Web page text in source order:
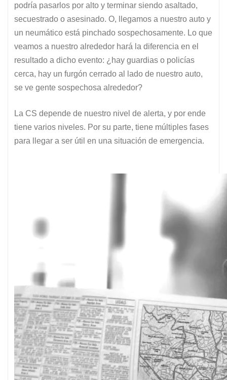
podría pasarlos por alto y terminar siendo asaltado,
secuestrado o asesinado. O, llegamos a nuestro auto y
un neumático está pinchado sospechosamente. Lo que
veamos a nuestro alrededor hará la diferencia en el
resultado a dicho evento: ¿hay guardias o policías
cerca, hay un furgón cerrado al lado de nuestro auto,
se ve gente sospechosa alrededor?
La CS depende de nuestro nivel de alerta, y por ende
tiene varios niveles. Por su parte, tiene múltiples fases
para llegar a ser útil en una situación de emergencia.